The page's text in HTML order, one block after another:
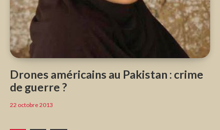
Drones américains au Pakistan : crime
de guerre ?
22 octobre 2013